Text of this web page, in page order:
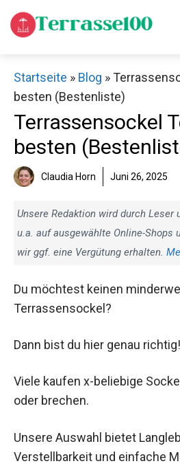
Zum
Inhalt
Startseite » Blog »
besten (Bestenliste)
Terrassensockel
besten
Claudia Horn Juni 26, 2025
Unsere Redaktion wird durch
u.a. auf ausgewählte Online-Shops
wir ggf. eine Vergütung erhalten.
Du möchtest keinen
Terrassensockel?
Dann bist du hier genau richtig!
Viele kaufen x-beliebige
oder brechen.
Unsere Auswahl bietet
Verstellbarkeit und einfache